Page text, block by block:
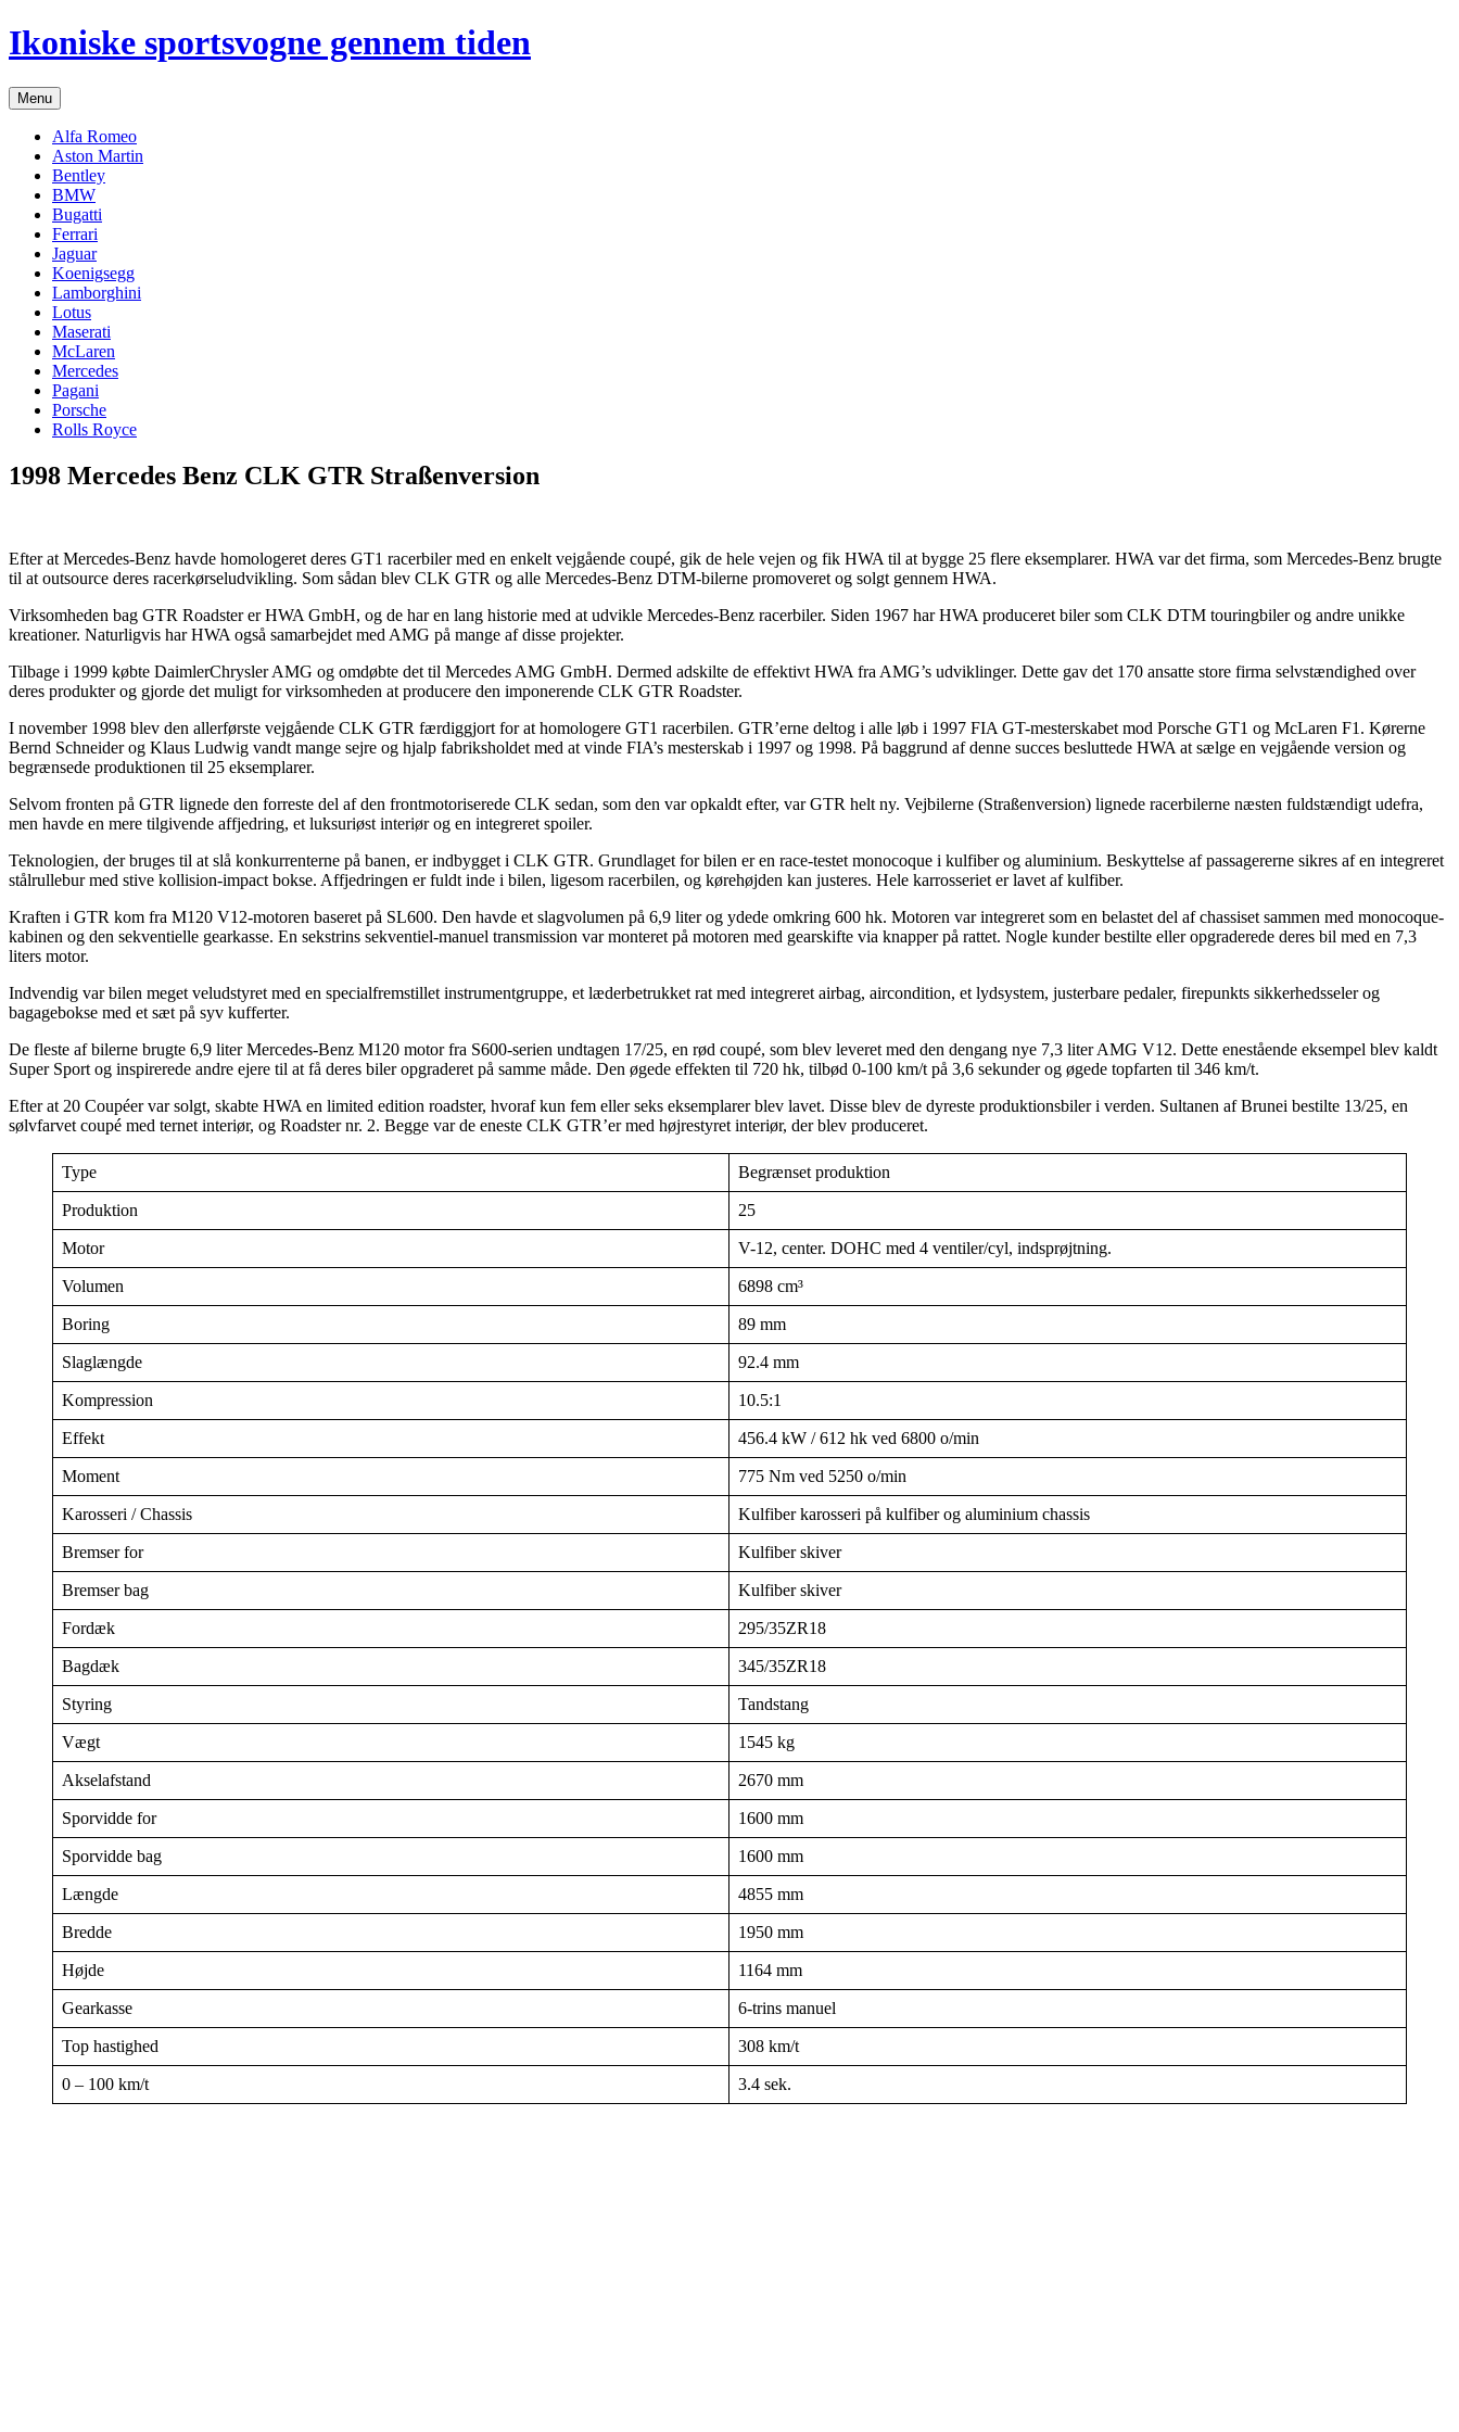
Hop
til
Ikoniske sportsvogne gennem tiden
Menu
Alfa Romeo
Aston Martin
Bentley
BMW
Bugatti
Ferrari
Jaguar
Koenigsegg
Lamborghini
Lotus
Maserati
McLaren
Mercedes
Pagani
Porsche
Rolls Royce
1998 Mercedes Benz CLK GTR Straßenversion
Efter at Mercedes-Benz havde homologeret deres GT1 racerbiler med en enkelt vejgående coupé, gik de hele vejen og fik HWA til at bygge 25 flere eksemplarer. HWA var det firma, som Mercedes-Benz brugte
til at outsource deres racerkørseludvikling. Som sådan blev CLK GTR og alle Mercedes-Benz DTM-bilerne promoveret og solgt gennem HWA.
Virksomheden bag GTR Roadster er HWA GmbH, og de har en lang historie med at udvikle Mercedes-Benz racerbiler. Siden 1967 har HWA produceret biler som CLK DTM touringbiler og andre unikke
kreationer. Naturligvis har HWA også samarbejdet med AMG på mange af disse projekter.
Tilbage i 1999 købte DaimlerChrysler AMG og omdøbte det til Mercedes AMG GmbH. Dermed adskilte de effektivt HWA fra AMG’s udviklinger. Dette gav det 170 ansatte store firma selvstændighed over
deres produkter og gjorde det muligt for virksomheden at producere den imponerende CLK GTR Roadster.
I november 1998 blev den allerførste vejgående CLK GTR færdiggjort for at homologere GT1 racerbilen. GTR’erne deltog i alle løb i 1997 FIA GT-mesterskabet mod Porsche GT1 og McLaren F1. Kørerne
Bernd Schneider og Klaus Ludwig vandt mange sejre og hjalp fabriksholdet med at vinde FIA’s mesterskab i 1997 og 1998. På baggrund af denne succes besluttede HWA at sælge en vejgående version og
begrænsede produktionen til 25 eksemplarer.
Selvom fronten på GTR lignede den forreste del af den frontmotoriserede CLK sedan, som den var opkaldt efter, var GTR helt ny. Vejbilerne (Straßenversion) lignede racerbilerne næsten fuldstændigt udefra,
men havde en mere tilgivende affjedring, et luksuriøst interiør og en integreret spoiler.
Teknologien, der bruges til at slå konkurrenterne på banen, er indbygget i CLK GTR. Grundlaget for bilen er en race-testet monocoque i kulfiber og aluminium. Beskyttelse af passagererne sikres af en integreret
stålrullebur med stive kollision-impact bokse. Affjedringen er fuldt inde i bilen, ligesom racerbilen, og kørehøjden kan justeres. Hele karrosseriet er lavet af kulfiber.
Kraften i GTR kom fra M120 V12-motoren baseret på SL600. Den havde et slagvolumen på 6,9 liter og ydede omkring 600 hk. Motoren var integreret som en belastet del af chassiset sammen med monocoque-
kabinen og den sekventielle gearkasse. En sekstrins sekventiel-manuel transmission var monteret på motoren med gearskifte via knapper på rattet. Nogle kunder bestilte eller opgraderede deres bil med en 7,3
liters motor.
Indvendig var bilen meget veludstyret med en specialfremstillet instrumentgruppe, et læderbetrukket rat med integreret airbag, aircondition, et lydsystem, justerbare pedaler, firepunkts sikkerhedsseler og
bagagebokse med et sæt på syv kufferter.
De fleste af bilerne brugte 6,9 liter Mercedes-Benz M120 motor fra S600-serien undtagen 17/25, en rød coupé, som blev leveret med den dengang nye 7,3 liter AMG V12. Dette enestående eksempel blev kaldt
Super Sport og inspirerede andre ejere til at få deres biler opgraderet på samme måde. Den øgede effekten til 720 hk, tilbød 0-100 km/t på 3,6 sekunder og øgede topfarten til 346 km/t.
Efter at 20 Coupéer var solgt, skabte HWA en limited edition roadster, hvoraf kun fem eller seks eksemplarer blev lavet. Disse blev de dyreste produktionsbiler i verden. Sultanen af Brunei bestilte 13/25, en
sølvfarvet coupé med ternet interiør, og Roadster nr. 2. Begge var de eneste CLK GTR’er med højrestyret interiør, der blev produceret.
Type Begrænset produktion
Produktion 25
Motor V-12, center. DOHC med 4 ventiler/cyl, indsprøjtning.
Volumen 6898 cm³
Boring 89 mm
Slaglængde 92.4 mm
Kompression 10.5:1
Effekt 456.4 kW / 612 hk ved 6800 o/min
Moment 775 Nm ved 5250 o/min
Karosseri / Chassis Kulfiber karosseri på kulfiber og aluminium chassis
Bremser for Kulfiber skiver
Bremser bag Kulfiber skiver
Fordæk 295/35ZR18
Bagdæk 345/35ZR18
Styring Tandstang
Vægt 1545 kg
Akselafstand 2670 mm
Sporvidde for 1600 mm
Sporvidde bag 1600 mm
Længde 4855 mm
Bredde 1950 mm
Højde 1164 mm
Gearkasse 6-trins manuel
Top hastighed 308 km/t
0 – 100 km/t 3.4 sek.